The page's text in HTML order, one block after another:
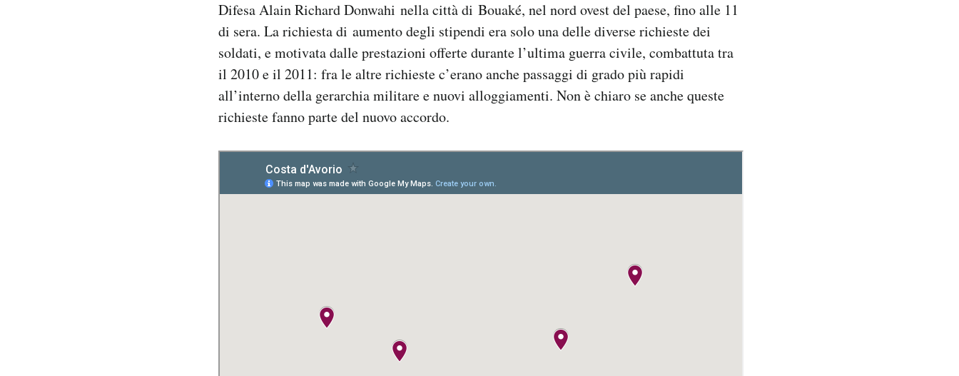
Difesa Alain Richard Donwahi nella città di Bouaké, nel nord ovest del paese, fino alle 11
di sera. La richiesta di aumento degli stipendi era solo una delle diverse richieste dei
soldati, e motivata dalle prestazioni offerte durante l’ultima guerra civile, combattuta tra
il 2010 e il 2011: fra le altre richieste c’erano anche passaggi di grado più rapidi
all’interno della gerarchia militare e nuovi alloggiamenti. Non è chiaro se anche queste
richieste fanno parte del nuovo accordo.